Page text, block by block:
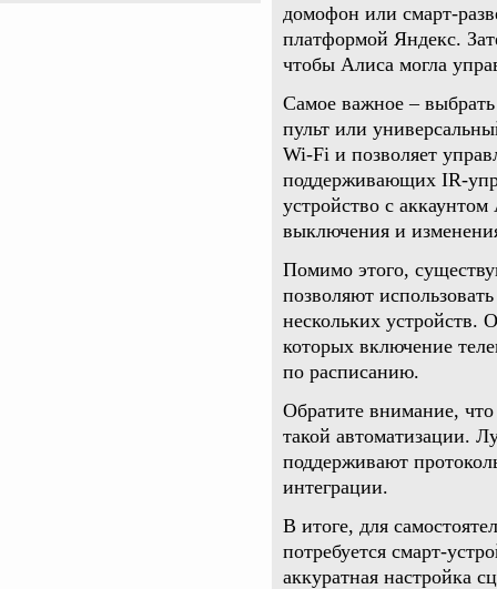
домофон или смарт-
платформой Яндекс.
чтобы Алиса могла
Самое важное –
пульт или
Wi-Fi и позволяет
поддерживающих IR-
устройство с
выключения и
Помимо этого,
позволяют
нескольких устройств.
которых включение
по расписанию.
Обратите внимание, что
такой автоматизации.
поддерживают
интеграции.
В итоге, для
потребуется смарт-
аккуратная настройка